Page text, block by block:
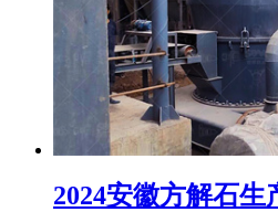
2024安徽方解石